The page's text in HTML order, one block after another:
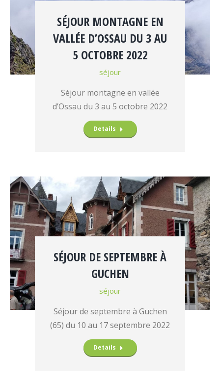
SÉJOUR MONTAGNE EN
VALLÉE D’OSSAU DU 3 AU
5 OCTOBRE 2022
séjour
Séjour montagne en vallée
d’Ossau du 3 au 5 octobre 2022
Details
SÉJOUR DE SEPTEMBRE À
GUCHEN
séjour
Séjour de septembre à Guchen
(65) du 10 au 17 septembre 2022
Details